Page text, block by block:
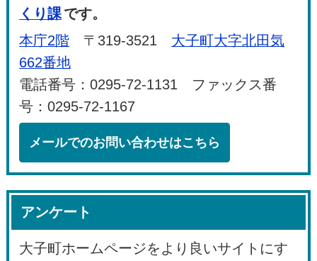
くり課です。
本庁2階 〒319-3521 大子町大字北田気
662番地
電話番号：0295-72-1131 ファックス番
号：0295-72-1167
メールでのお問い合わせはこちら
アンケート
大子町ホームページをより良いサイトにす